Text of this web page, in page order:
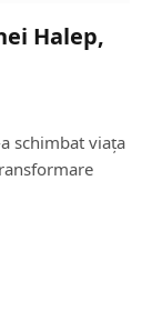
Halep,
schimbat viața